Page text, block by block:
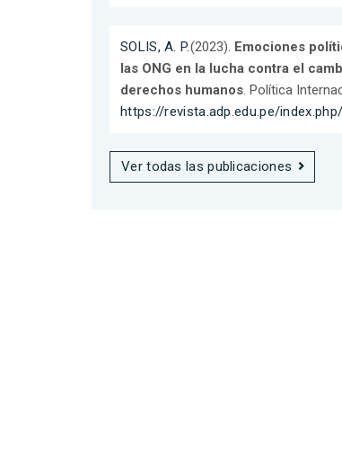
SOLIS, A. P.(2023). Emociones
las ONG en la lucha contra el
derechos humanos . Política
https://revista.adp.edu.pe/
Ver todas las publicaciones